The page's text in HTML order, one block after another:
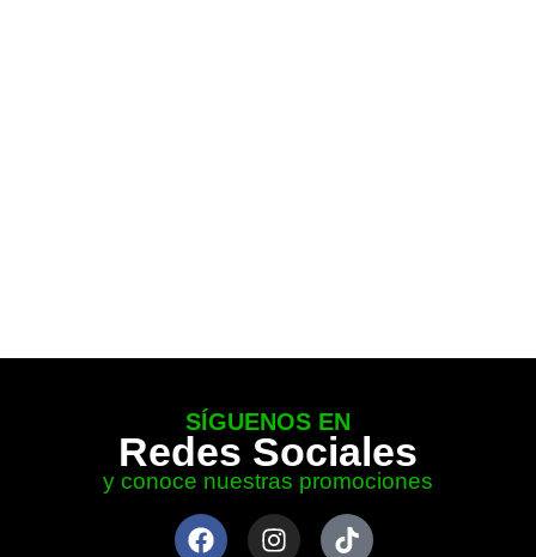
SÍGUENOS EN
Redes Sociales
y conoce nuestras promociones